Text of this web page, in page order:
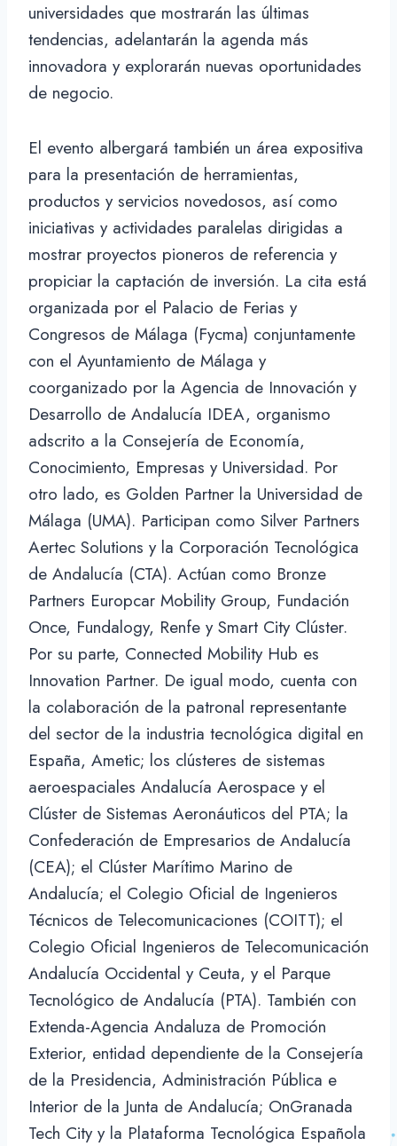
universidades que mostrarán las últimas
tendencias, adelantarán la agenda más
innovadora y explorarán nuevas oportunidades
de negocio.
El evento albergará también un área expositiva
para la presentación de herramientas,
productos y servicios novedosos, así como
iniciativas y actividades paralelas dirigidas a
mostrar proyectos pioneros de referencia y
propiciar la captación de inversión. La cita está
organizada por el Palacio de Ferias y
Congresos de Málaga (Fycma) conjuntamente
con el Ayuntamiento de Málaga y
coorganizado por la Agencia de Innovación y
Desarrollo de Andalucía IDEA, organismo
adscrito a la Consejería de Economía,
Conocimiento, Empresas y Universidad. Por
otro lado, es Golden Partner la Universidad de
Málaga (UMA). Participan como Silver Partners
Aertec Solutions y la Corporación Tecnológica
de Andalucía (CTA). Actúan como Bronze
Partners Europcar Mobility Group, Fundación
Once, Fundalogy, Renfe y Smart City Clúster.
Por su parte, Connected Mobility Hub es
Innovation Partner. De igual modo, cuenta con
la colaboración de la patronal representante
del sector de la industria tecnológica digital en
España, Ametic; los clústeres de sistemas
aeroespaciales Andalucía Aerospace y el
Clúster de Sistemas Aeronáuticos del PTA; la
Confederación de Empresarios de Andalucía
(CEA); el Clúster Marítimo Marino de
Andalucía; el Colegio Oficial de Ingenieros
Técnicos de Telecomunicaciones (COITT); el
Colegio Oficial Ingenieros de Telecomunicación
Andalucía Occidental y Ceuta, y el Parque
Tecnológico de Andalucía (PTA). También con
Extenda-Agencia Andaluza de Promoción
Exterior, entidad dependiente de la Consejería
de la Presidencia, Administración Pública e
Interior de la Junta de Andalucía; OnGranada
Tech City y la Plataforma Tecnológica Española